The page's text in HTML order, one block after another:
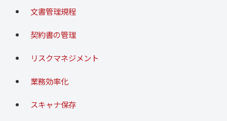
文書管理規程
契約書の管理
リスクマネジメント
業務効率化
スキャナ保存